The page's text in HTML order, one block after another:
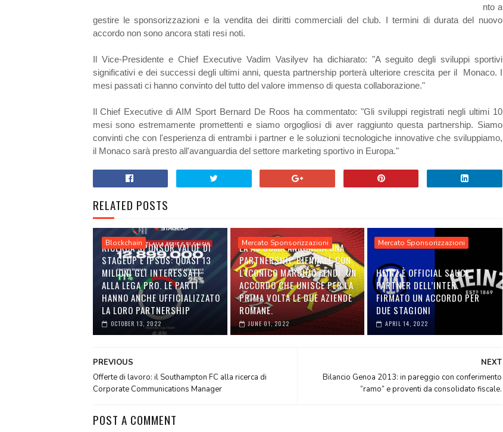
nto a
gestire le sponsorizzazioni e la vendita dei diritti commerciali del club. I termini di durata del nuovo
accordo non sono ancora stati resi noti.
Il Vice-Presidente e Chief Executive Vadim Vasilyev ha dichiarato: "A seguito degli sviluppi sportivi
significativi e dei successi degli ultimi anni, questa partnership porterà ulteriore crescita per il Monaco. I
mesi passati ci hanno convinto del tutto del valore immenso di questa collaborazione."
Il Chief Executive di AIM Sport Bernard De Roos ha commentato: "Gli sviluppi registrati negli ultimi 10
mesi sono estremamente promettenti e siamo orgogliosi di aver raggiunto questa partnership. Siamo
convinti che con l'esperienza di entrambi i partner e le soluzioni tecnologiche innovative che sviluppiamo,
il Monaco sarà presto all'avanguardia del settore marketing sportivo in Europa."
RELATED POSTS
Blockchain
RICERCA SPONSOR VALUE DI
STAGEUP E IPSOS: QUASI 13
MILIONI GLI INTERESSATI
ALLA LEGA PRO. LE PARTI
HANNO ANCHE UFFICIALIZZATO
LA LORO PARTNERSHIP
OCTOBER 13, 2022
Mercato Sponsorizzazioni
LA AS ROMA ANNUNCIA UNA
PARTNERSHIP BIENNALE CON
L'ICONICO MARCHIO FENDI: UN
ACCORDO CHE UNISCE PER LA
PRIMA VOLTA LE DUE AZIENDE
ROMANE.
JUNE 01, 2022
Mercato Sponsorizzazioni
HEINZ È OFFICIAL SAUCE
PARTNER DELL’INTER.
FIRMATO UN ACCORDO PER
DUE STAGIONI
APRIL 14, 2022
NEXT
Bilancio Genoa 2013: in pareggio con conferimento
“ramo” e proventi da consolidato fiscale.
PREVIOUS
Offerte di lavoro: il Southampton FC alla ricerca di
Corporate Communications Manager
POST A COMMENT